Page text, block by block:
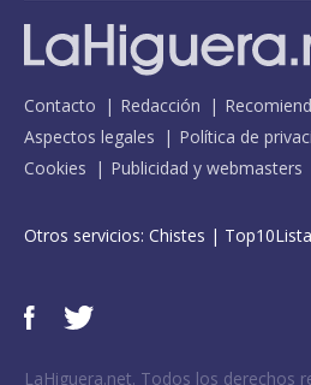
Contacto Redacción
Aspectos legales
Política de
Cookies
Publicidad y webmasters
Otros servicios: Chistes |
LaHiguera.net. Todos los derechos